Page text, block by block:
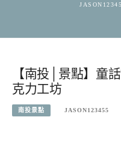
【南投│景點】童
克力工坊
南投景點 JASON123455